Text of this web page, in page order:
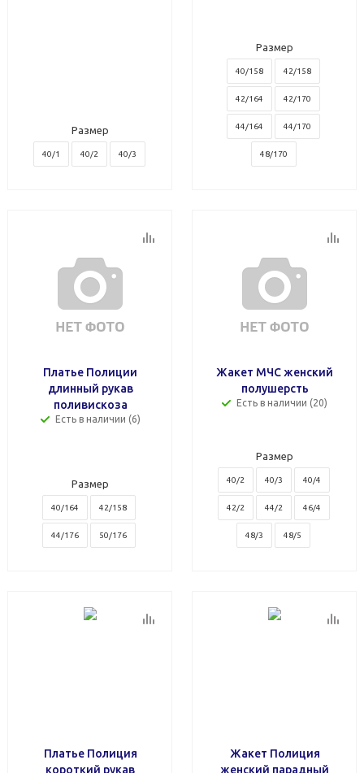
Размер
40/1 40/2 40/3
Размер
40/158 42/158
42/164 42/170
44/164 44/170
48/170
Платье Полиции
длинный рукав
поливискоза
Есть в наличии (6)
Размер
40/164 42/158
44/176 50/176
Жакет МЧС женский
полушерсть
Есть в наличии (20)
Размер
40/2 40/3 40/4
42/2 44/2 46/4
48/3 48/5
Платье Полиция
короткий рукав
Жакет Полиция
женский парадный